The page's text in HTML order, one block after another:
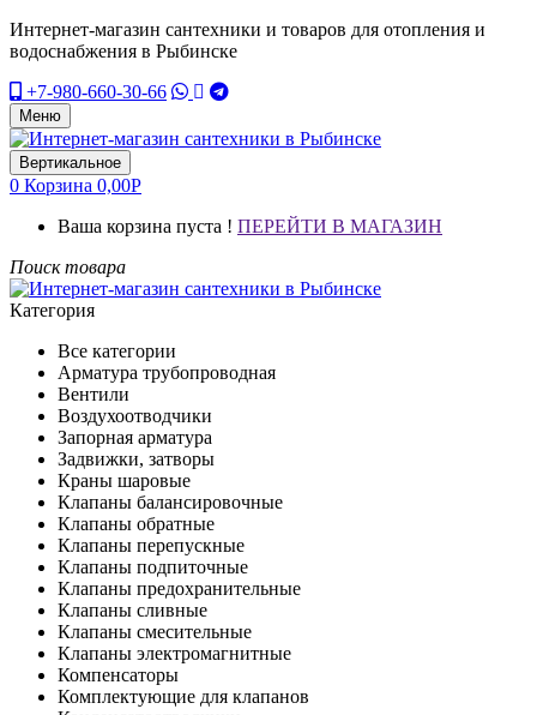
Интернет-магазин сантехники и товаров для отопления и
водоснабжения в Рыбинске
+7-980-660-30-66
Меню
Вертикальное
0 Корзина 0,00Р
Ваша корзина пуста ! ПЕРЕЙТИ В МАГАЗИН
Поиск товара
Категория
Все категории
Арматура трубопроводная
Вентили
Воздухоотводчики
Запорная арматура
Задвижки, затворы
Краны шаровые
Клапаны балансировочные
Клапаны обратные
Клапаны перепускные
Клапаны подпиточные
Клапаны предохранительные
Клапаны сливные
Клапаны смесительные
Клапаны электромагнитные
Компенсаторы
Комплектующие для клапанов